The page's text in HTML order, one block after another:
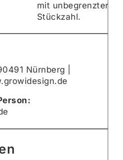
mit unbegrenzter
Stückzahl.
Nürnberg |